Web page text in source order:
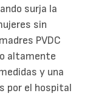
surja la
sin
PVDC
altamente
y una
por el hospital